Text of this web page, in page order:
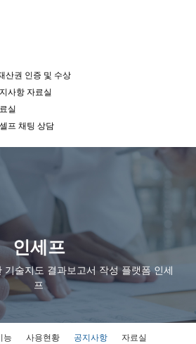
산권 인증 및 수상
사항 자료실
실
프 채팅 상담
인세프
기술지도 결과보고서 작성 플랫폼 인세
프
능 사용현황 공지사항 자료실